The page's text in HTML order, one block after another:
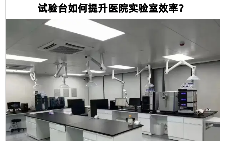
试验台如何提升医院实验室效率？